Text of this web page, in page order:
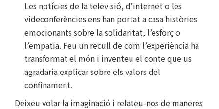
Les notícies de la televisió, d’internet o les
videconferències ens han portat a casa històries
emocionants sobre la solidaritat, l’esforç o
l’empatia. Feu un recull de com l’experiència ha
transformat el món i inventeu el conte que us
agradaria explicar sobre els valors del
confinament.
Deixeu volar la imaginació i relateu-nos de maneres